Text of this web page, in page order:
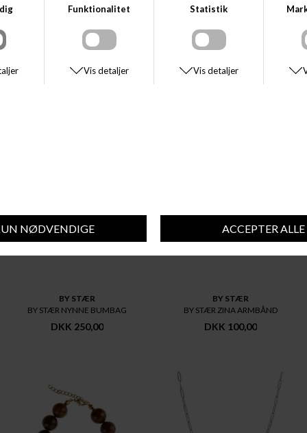
hårstyling nem og chic med By Stær KAISA SCRUNCHIE. Bestil din i dag og
SE STØRRELSESGUIDE
DU VIL MÅSKE OGSÅ KUNNE LIDE DISSE STYLES
BY STÆR
BY STÆR NYNNE BUMBAG
DKK 250,00
BY STÆR
BY STÆR ZINA ARMBÅND
DKK 100,00